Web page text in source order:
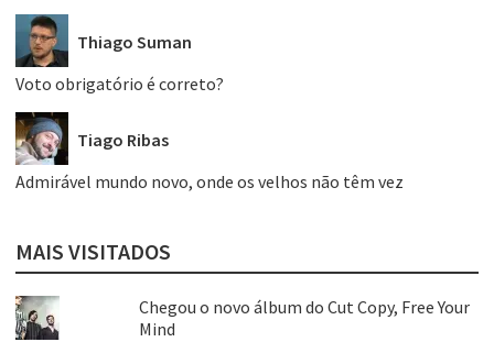
Thiago Suman
Voto obrigatório é correto?
Tiago Ribas
Admirável mundo novo, onde os velhos não têm vez
MAIS VISITADOS
Chegou o novo álbum do Cut Copy, Free Your
Mind